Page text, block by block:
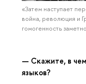
«Затем наступает
война, революция и
гомогенность
— Скажите, в
языков?